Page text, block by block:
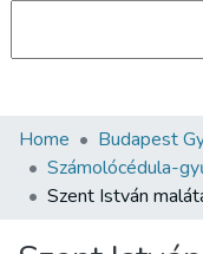
Communities &
All of DSpace
Home Budapest
Számolócédula-
Szent István